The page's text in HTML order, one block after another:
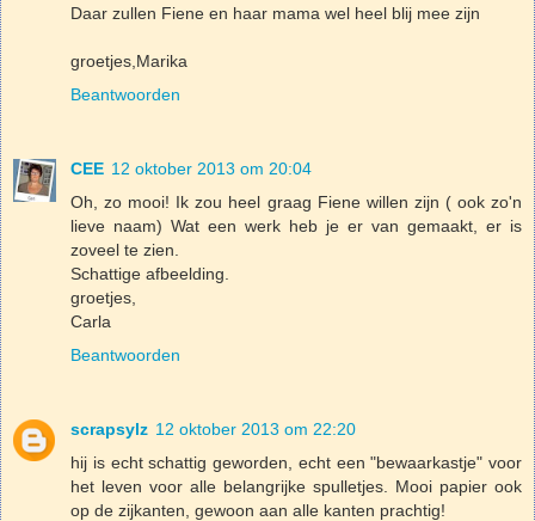
Daar zullen Fiene en haar mama wel heel blij mee zijn
groetjes,Marika
Beantwoorden
CEE 12 oktober 2013 om 20:04
Oh, zo mooi! Ik zou heel graag Fiene willen zijn ( ook zo'n
lieve naam) Wat een werk heb je er van gemaakt, er is
zoveel te zien.
Schattige afbeelding.
groetjes,
Carla
Beantwoorden
scrapsylz 12 oktober 2013 om 22:20
hij is echt schattig geworden, echt een "bewaarkastje" voor
het leven voor alle belangrijke spulletjes. Mooi papier ook
op de zijkanten, gewoon aan alle kanten prachtig!